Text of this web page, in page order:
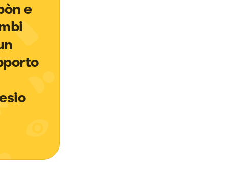
e